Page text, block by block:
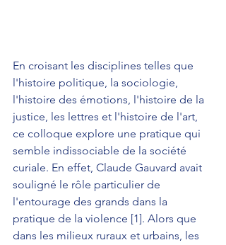
En croisant les disciplines telles que
l'histoire politique, la sociologie,
l'histoire des émotions, l'histoire de la
justice, les lettres et l'histoire de l'art,
ce colloque explore une pratique qui
semble indissociable de la société
curiale. En effet, Claude Gauvard avait
souligné le rôle particulier de
l'entourage des grands dans la
pratique de la violence [1]. Alors que
dans les milieux ruraux et urbains, les